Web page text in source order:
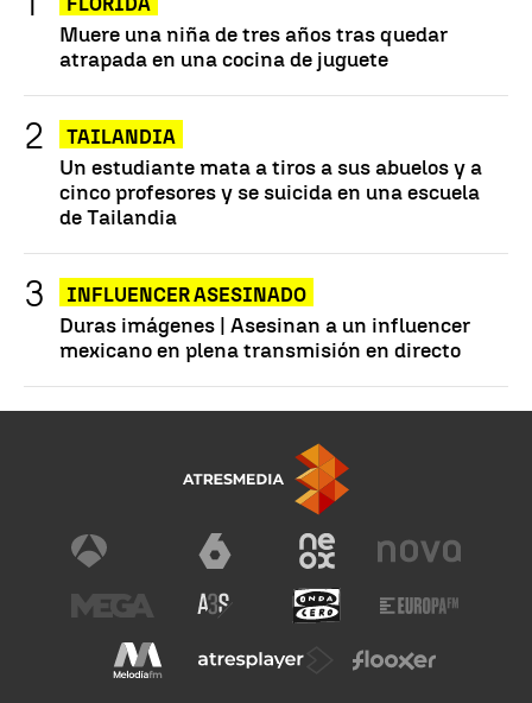
Muere una niña de tres años tras quedar
atrapada en una cocina de juguete
TAILANDIA
Un estudiante mata a tiros a sus abuelos y a
cinco profesores y se suicida en una escuela
de Tailandia
INFLUENCER ASESINADO
Duras imágenes | Asesinan a un influencer
mexicano en plena transmisión en directo